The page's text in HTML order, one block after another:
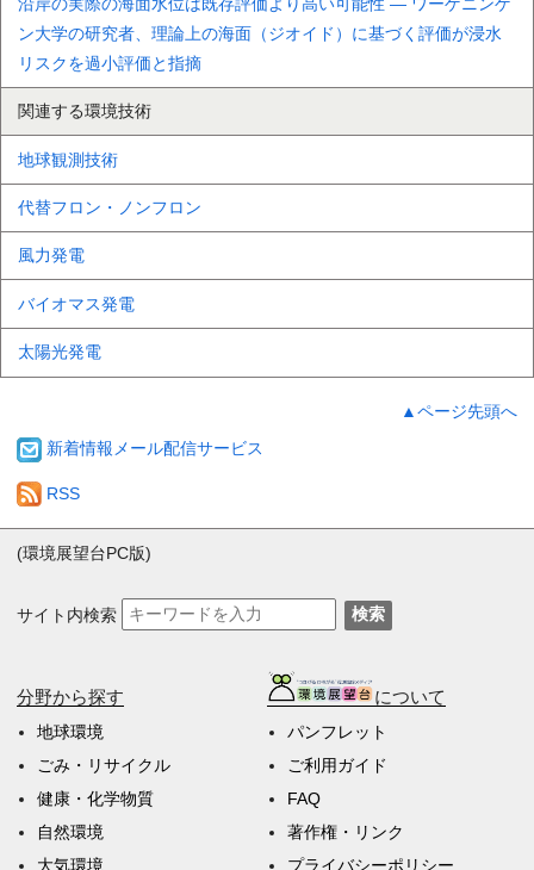
ン大学の研究者、理論上の海面（ジオイド）に基づく評価が浸水
リスクを過小評価と指摘
関連する環境技術
地球観測技術
代替フロン・ノンフロン
風力発電
バイオマス発電
太陽光発電
▲ページ先頭へ
新着情報メール配信サービス
RSS
(環境展望台PC版)
サイト内検索 検索
分野から探す
地球環境
ごみ・リサイクル
健康・化学物質
自然環境
大気環境
について
パンフレット
ご利用ガイド
FAQ
著作権・リンク
プライバシーポリシー